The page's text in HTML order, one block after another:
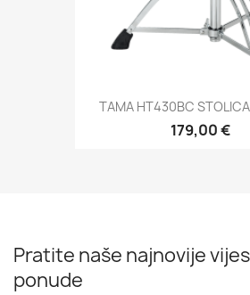
TAMA HT430BC
179,00 €
Pratite naše najnovije
ponude